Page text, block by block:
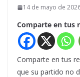
14 de mayo de
Comparte en tus
Comparte en tus
que su partido no